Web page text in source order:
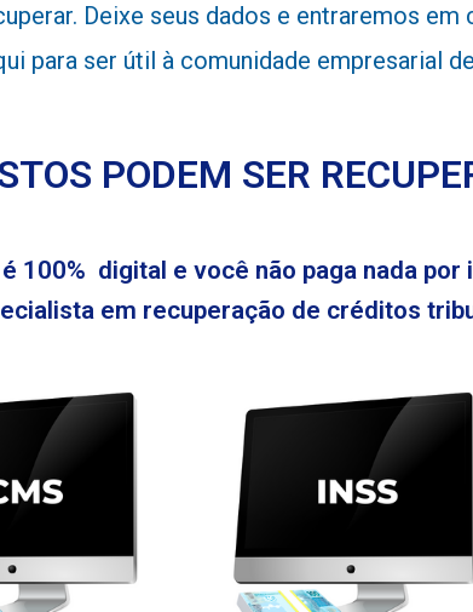
Deixe seus dados e entraremos
para ser útil à comunidade empresarial
PODEM SER
100% digital e você não paga nada por
em recuperação de créditos